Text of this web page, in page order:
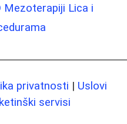
Mezoterapiji Lica i
privatnosti | Uslovi
servisi